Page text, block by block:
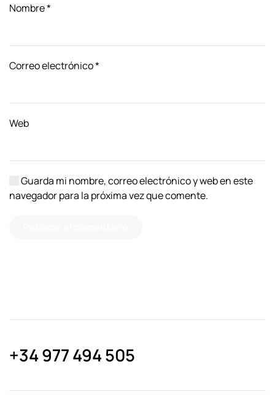
Nombre*
Correo electrónico*
Web
Guarda mi nombre, correo electrónico y web en este
navegador para la próxima vez que comente.
+34 977 494 505